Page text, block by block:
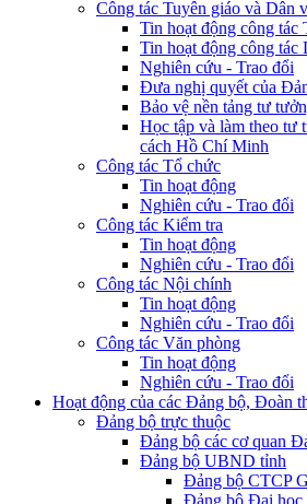
Công tác Tuyên giáo và Dân
Tin hoạt động công tác
Tin hoạt động công tác
Nghiên cứu - Trao đổi
Đưa nghị quyết của
Bảo vệ nền tảng tư
Học tập và làm theo tư
cách Hồ Chí Minh
Công tác Tổ chức
Tin hoạt động
Nghiên cứu - Trao đổi
Công tác Kiểm tra
Tin hoạt động
Nghiên cứu - Trao đổi
Công tác Nội chính
Tin hoạt động
Nghiên cứu - Trao đổi
Công tác Văn phòng
Tin hoạt động
Nghiên cứu - Trao đổi
Hoạt động của các Đảng bộ, Đoàn
Đảng bộ trực thuộc
Đảng bộ các cơ quan
Đảng bộ UBND tỉnh
Đảng bộ CTCP
Đảng bộ Đại học